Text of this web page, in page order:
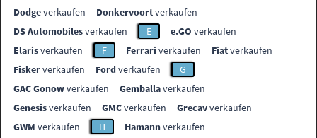
Dodgeverkaufen Donkervoortverkaufen
DS Automobilesverkaufen E e.GO verkaufen
Elarisverkaufen F Ferrari verkaufen Fiatverkaufen
Fiskerverkaufen Fordverkaufen
G
GAC Gonowverkaufen Gemballaverkaufen
Genesisverkaufen GMCverkaufen Grecavverkaufen
GWM verkaufen H Hamannverkaufen